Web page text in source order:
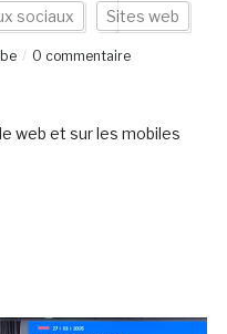
sociaux Sites web
0 commentaire
web et sur les mobiles